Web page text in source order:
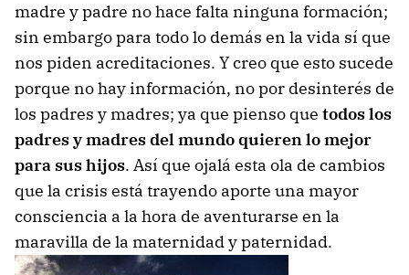
madre y padre no hace falta ninguna formación;
sin embargo para todo lo demás en la vida sí que
nos piden acreditaciones. Y creo que esto sucede
porque no hay información, no por desinterés de
los padres y madres; ya que pienso que todos los
padres y madres del mundo quieren lo mejor
para sus hijos. Así que ojalá esta ola de cambios
que la crisis está trayendo aporte una mayor
consciencia a la hora de aventurarse en la
maravilla de la maternidad y paternidad.